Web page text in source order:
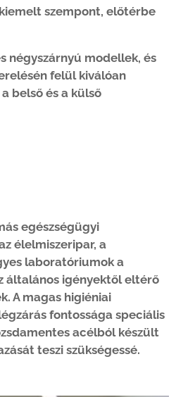
szempont, előtérbe
négyszárnyú modellek, és
felül kiválóan
belső és a külső
egészségügyi
élelmiszeripar, a
laboratóriumok a
általános igényektől eltérő
A magas higiéniai
fontossága speciális
acélból készült
teszi szükségessé.